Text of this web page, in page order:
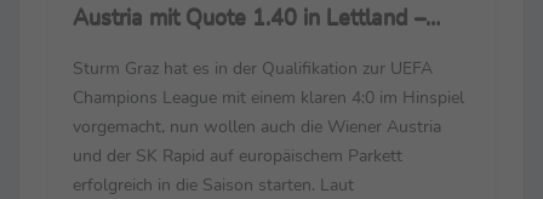
Austria mit Quote 1.40 in Lettland –
Sturm Graz hat es in der Qualifikation zur UEFA
Champions League mit einem klaren 4:0 im Hinspiel
vorgemacht, nun wollen auch die Wiener Austria
und der SK Rapid auf europäischem Parkett
erfolgreich in die Saison starten. Laut